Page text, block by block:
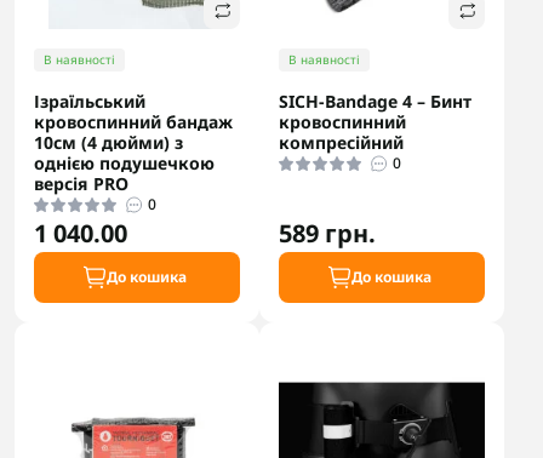
В наявності
Ізраїльський
кровоспинний бандаж
10см (4 дюйми) з
однією подушечкою
версія PRO
0
1 040.00
До кошика
В наявності
SICH-Bandage 4 – Бинт
кровоспинний
компресійний
0
589 грн.
До кошика